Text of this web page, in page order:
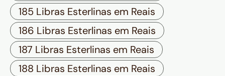
185 Libras Esterlinas em Reais
186 Libras Esterlinas em Reais
187 Libras Esterlinas em Reais
188 Libras Esterlinas em Reais